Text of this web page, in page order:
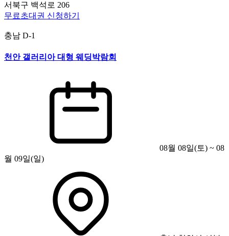
서북구 백석로 206
무료초대권 신청하기
충남 D-1
천안 갤러리아 대형 웨딩박람회
08월 08일(토) ~ 08
월 09일(일)